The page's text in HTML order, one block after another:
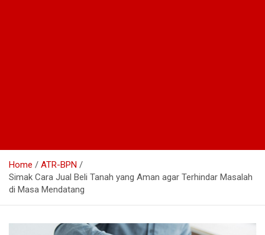
Home
ATR-BPN
Simak Cara Jual Beli Tanah yang Aman agar Terhindar Masalah
di Masa Mendatang